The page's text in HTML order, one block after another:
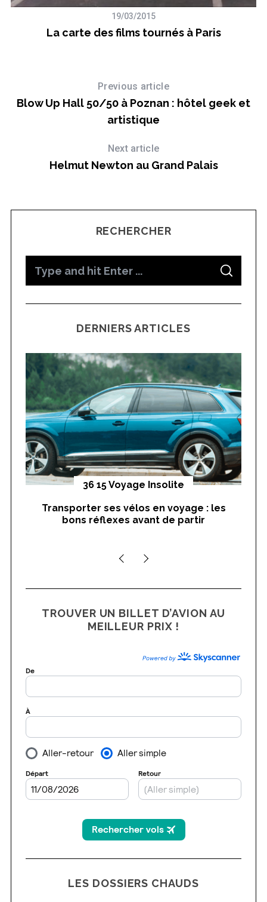
19/03/2015
La carte des films tournés à Paris
Previous article
Blow Up Hall 50/50 à Poznan : hôtel geek et
artistique
Next article
Helmut Newton au Grand Palais
RECHERCHER
f
o
r
:
S
A
C
DERNIERS ARTICLES
36 15 Voyage Insolite
Transporter ses vélos en voyage : les
bons réflexes avant de partir
TROUVER UN BILLET D’AVION AU
MEILLEUR PRIX !
LES DOSSIERS CHAUDS